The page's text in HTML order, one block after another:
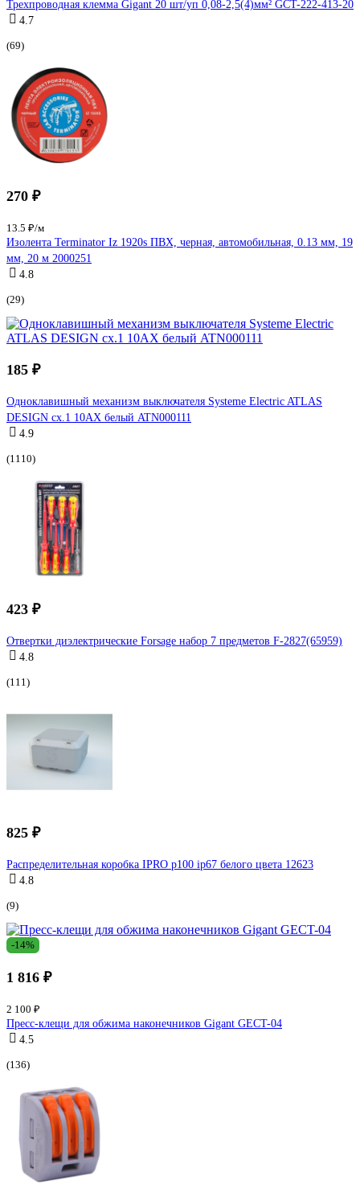
Трехпроводная клемма Gigant 20 шт/уп 0,08-2,5(4)мм² GCT-222-413-20
4.7
(69)
270 ₽
13.5 ₽/м
Изолента Terminator Iz 1920s ПВХ, черная, автомобильная, 0.13 мм, 19
мм, 20 м 2000251
4.8
(29)
185 ₽
Одноклавишный механизм выключателя Systeme Electric ATLAS
DESIGN сх.1 10АХ белый ATN000111
4.9
(1110)
423 ₽
Отвертки диэлектрические Forsage набор 7 предметов F-2827(65959)
4.8
(111)
825 ₽
Распределительная коробка IPRO р100 ip67 белого цвета 12623
4.8
(9)
-14%
1 816 ₽
2 100 ₽
Пресс-клещи для обжима наконечников Gigant GECT-04
4.5
(136)